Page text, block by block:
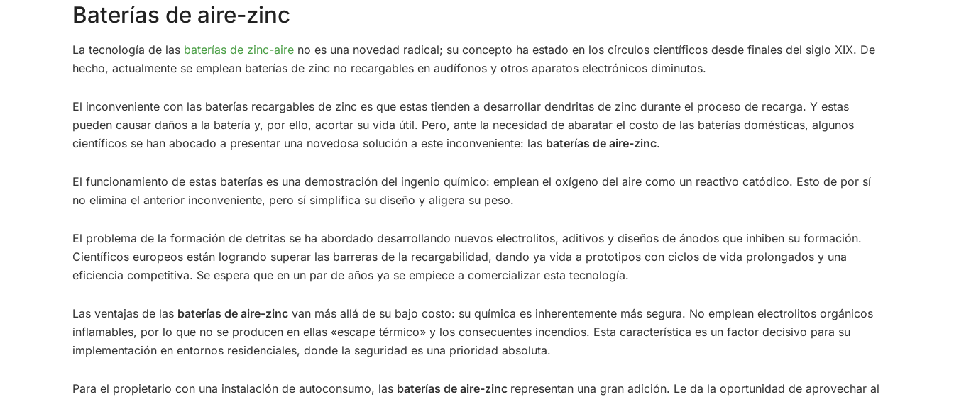
Baterías de aire-zinc
La tecnología de las baterías de zinc-aire no es una novedad radical; su concepto ha estado en los círculos científicos desde finales del siglo XIX. De
hecho, actualmente se emplean baterías de zinc no recargables en audífonos y otros aparatos electrónicos diminutos.
El inconveniente con las baterías recargables de zinc es que estas tienden a desarrollar dendritas de zinc durante el proceso de recarga. Y estas
pueden causar daños a la batería y, por ello, acortar su vida útil. Pero, ante la necesidad de abaratar el costo de las baterías domésticas, algunos
científicos se han abocado a presentar una novedosa solución a este inconveniente: las baterías de aire-zinc.
El funcionamiento de estas baterías es una demostración del ingenio químico: emplean el oxígeno del aire como un reactivo catódico. Esto de por sí
no elimina el anterior inconveniente, pero sí simplifica su diseño y aligera su peso.
El problema de la formación de detritas se ha abordado desarrollando nuevos electrolitos, aditivos y diseños de ánodos que inhiben su formación.
Científicos europeos están logrando superar las barreras de la recargabilidad, dando ya vida a prototipos con ciclos de vida prolongados y una
eficiencia competitiva. Se espera que en un par de años ya se empiece a comercializar esta tecnología.
Las ventajas de las baterías de aire-zinc van más allá de su bajo costo: su química es inherentemente más segura. No emplean electrolitos orgánicos
inflamables, por lo que no se producen en ellas «escape térmico» y los consecuentes incendios. Esta característica es un factor decisivo para su
implementación en entornos residenciales, donde la seguridad es una prioridad absoluta.
Para el propietario con una instalación de autoconsumo, las baterías de aire-zinc representan una gran adición. Le da la oportunidad de aprovechar al